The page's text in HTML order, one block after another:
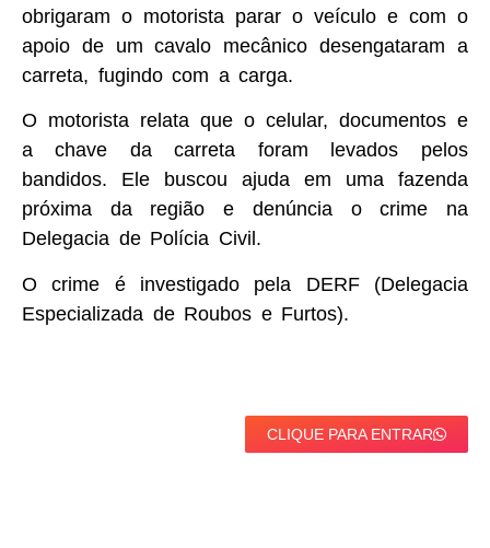
obrigaram o motorista parar o veículo e com o
apoio de um cavalo mecânico desengataram a
carreta, fugindo com a carga.
O motorista relata que o celular, documentos e
a chave da carreta foram levados pelos
bandidos. Ele buscou ajuda em uma fazenda
próxima da região e denúncia o crime na
Delegacia de Polícia Civil.
O crime é investigado pela DERF (Delegacia
Especializada de Roubos e Furtos).
CLIQUE PARA ENTRAR